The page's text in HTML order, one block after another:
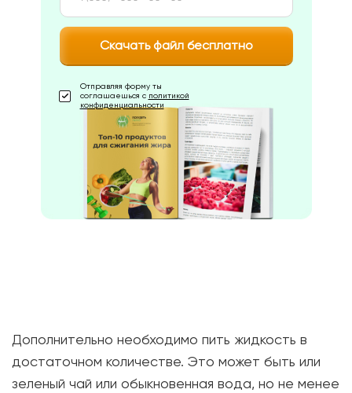
Скачать файл бесплатно
Отправляя форму ты
соглашаешься с политикой
конфиденциальности
Дополнительно необходимо пить жидкость в
достаточном количестве. Это может быть или
зеленый чай или обыкновенная вода, но не менее